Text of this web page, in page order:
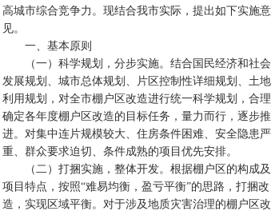
高城市综合竞争力。现结合我市实际，提出如下实施意
见。
一、基本原则
（一）科学规划，分步实施。结合国民经济和社会
发展规划、城市总体规划、片区控制性详细规划、土地
利用规划，对全市棚户区改造进行统一科学规划，合理
确定各年度棚户区改造的目标任务，量力而行，逐步推
进。对集中连片规模较大、住房条件困难、安全隐患严
重、群众要求迫切、条件成熟的项目优先安排。
（二）打捆实施，整体开发。根据棚户区的构成及
项目特点，按照“难易均衡，盈亏平衡”的思路，打捆改
造，实现区域平衡。对于涉及地质灾害治理的棚户区改